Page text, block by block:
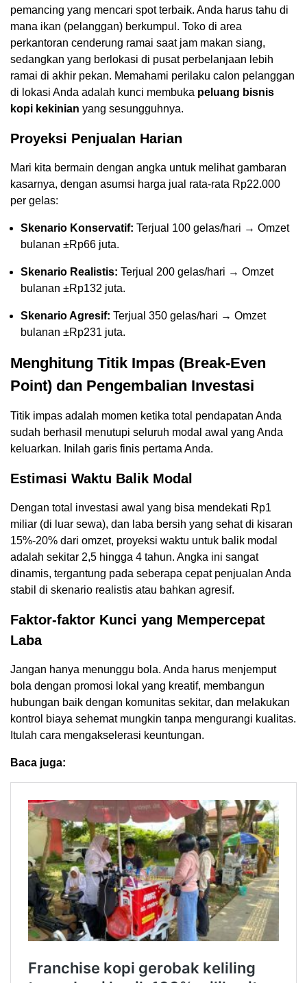
pemancing yang mencari spot terbaik. Anda harus tahu di
mana ikan (pelanggan) berkumpul. Toko di area
perkantoran cenderung ramai saat jam makan siang,
sedangkan yang berlokasi di pusat perbelanjaan lebih
ramai di akhir pekan. Memahami perilaku calon pelanggan
di lokasi Anda adalah kunci membuka peluang bisnis
kopi kekinian yang sesungguhnya.
Proyeksi Penjualan Harian
Mari kita bermain dengan angka untuk melihat gambaran
kasarnya, dengan asumsi harga jual rata-rata Rp22.000
per gelas:
Skenario Konservatif: Terjual 100 gelas/hari → Omzet
bulanan ±Rp66 juta.
Skenario Realistis: Terjual 200 gelas/hari → Omzet
bulanan ±Rp132 juta.
Skenario Agresif: Terjual 350 gelas/hari → Omzet
bulanan ±Rp231 juta.
Menghitung Titik Impas (Break-Even
Point) dan Pengembalian Investasi
Titik impas adalah momen ketika total pendapatan Anda
sudah berhasil menutupi seluruh modal awal yang Anda
keluarkan. Inilah garis finis pertama Anda.
Estimasi Waktu Balik Modal
Dengan total investasi awal yang bisa mendekati Rp1
miliar (di luar sewa), dan laba bersih yang sehat di kisaran
15%-20% dari omzet, proyeksi waktu untuk balik modal
adalah sekitar 2,5 hingga 4 tahun. Angka ini sangat
dinamis, tergantung pada seberapa cepat penjualan Anda
stabil di skenario realistis atau bahkan agresif.
Faktor-faktor Kunci yang Mempercepat
Laba
Jangan hanya menunggu bola. Anda harus menjemput
bola dengan promosi lokal yang kreatif, membangun
hubungan baik dengan komunitas sekitar, dan melakukan
kontrol biaya sehemat mungkin tanpa mengurangi kualitas.
Itulah cara mengakselerasi keuntungan.
Baca juga: